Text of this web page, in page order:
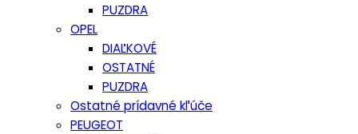
PUZDRA
OPEL
DIAĽKOVÉ
OSTATNÉ
PUZDRA
Ostatné prídavné kľúče
PEUGEOT